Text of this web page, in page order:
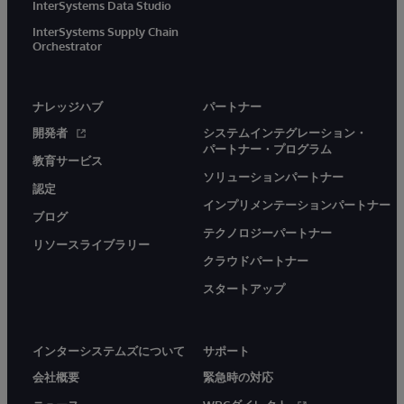
InterSystems Data Studio
InterSystems Supply Chain
Orchestrator
ナレッジハブ
開発者
教育サービス
認定
ブログ
リソースライブラリー
パートナー
システムインテグレーション・
パートナー・プログラム
ソリューションパートナー
インプリメンテーションパートナー
テクノロジーパートナー
クラウドパートナー
スタートアップ
インターシステムズについて
会社概要
サポート
緊急時の対応